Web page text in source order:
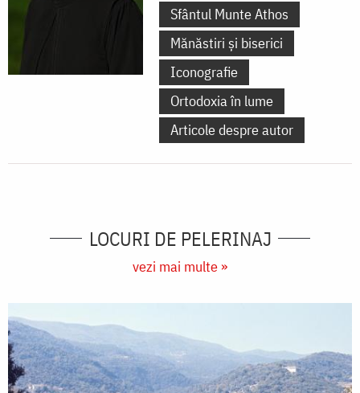
Sfântul Munte Athos
Mănăstiri și biserici
Iconografie
Ortodoxia în lume
Articole despre autor
LOCURI DE PELERINAJ
vezi mai multe »